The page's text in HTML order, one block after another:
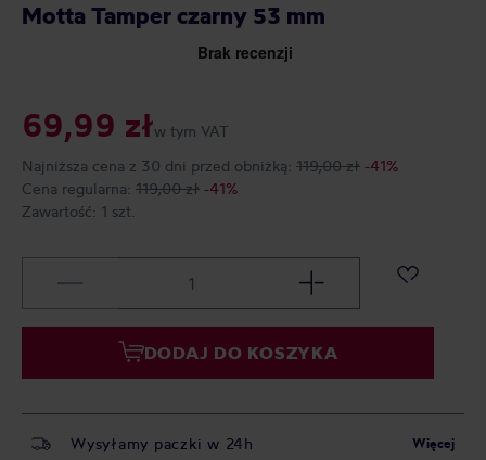
Motta Tamper czarny 53 mm
69,99 złw tym VAT
Najniższa cena z 30 dni przed obniżką: 119,00 zł -41%
Cena regularna: 119,00 zł -41%
Zawartość: 1 szt.
DODAJ DO KOSZYKA
Wysyłamy paczki w 24h Więcej